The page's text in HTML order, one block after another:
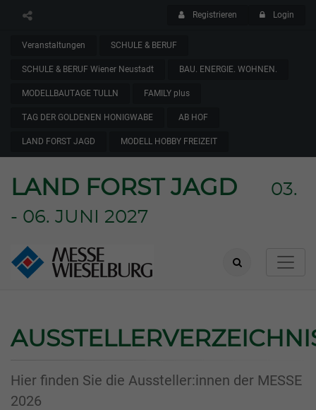
Registrieren Login
Veranstaltungen SCHULE & BERUF
SCHULE & BERUF Wiener Neustadt BAU. ENERGIE. WOHNEN.
MODELLBAUTAGE TULLN FAMILY plus
TAG DER GOLDENEN HONIGWABE AB HOF
LAND FORST JAGD MODELL HOBBY FREIZEIT
LAND FORST JAGD
03.
- 06. JUNI 2027
Hier finden Sie die Aussteller:innen der MESSE
2026